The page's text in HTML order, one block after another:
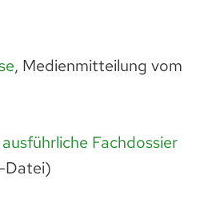
, Medienmitteilung vom
Fachdossier